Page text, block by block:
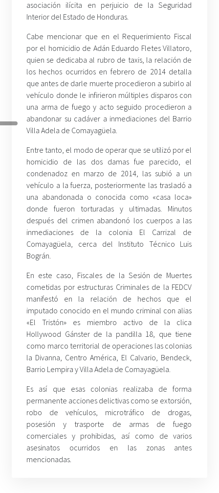
asociación ilícita en perjuicio de la Seguridad
Interior del Estado de Honduras.
Cabe mencionar que en el Requerimiento Fiscal
por el homicidio de Adán Eduardo Fletes Villatoro,
quien se dedicaba al rubro de taxis, la relación de
los hechos ocurridos en febrero de 2014 detalla
que antes de darle muerte procedieron a subirlo al
vehículo donde le infirieron múltiples disparos con
una arma de fuego y acto seguido procedieron a
abandonar su cadáver a inmediaciones del Barrio
Villa Adela de Comayagüela.
Entre tanto, el modo de operar que se utilizó por el
homicidio de las dos damas fue parecido, el
condenadoz en marzo de 2014, las subió a un
vehículo a la fuerza, posteriormente las trasladó a
una abandonada o conocida como «casa loca»
donde fueron torturadas y ultimadas. Minutos
después del crimen abandonó los cuerpos a las
inmediaciones de la colonia El Carrizal de
Comayagüela, cerca del Instituto Técnico Luis
Bográn.
En este caso, Fiscales de la Sesión de Muertes
cometidas por estructuras Criminales de la FEDCV
manifestó en la relación de hechos que el
imputado conocido en el mundo criminal con alias
«El Tristón» es miembro activo de la clica
Hollywood Gánster de la pandilla 18, que tiene
como marco territorial de operaciones las colonias
la Divanna, Centro América, El Calvario, Bendeck,
Barrio Lempira y Villa Adela de Comayagüela.
Es así que esas colonias realizaba de forma
permanente acciones delictivas como se extorsión,
robo de vehículos, microtráfico de drogas,
posesión y trasporte de armas de fuego
comerciales y prohibidas, así como de varios
asesinatos ocurridos en las zonas antes
mencionadas.